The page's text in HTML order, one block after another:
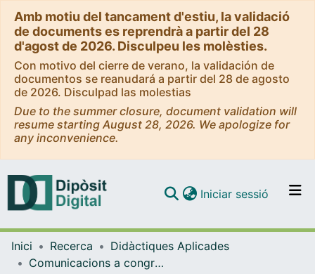
Amb motiu del tancament d'estiu, la validació
de documents es reprendrà a partir del 28
d'agost de 2026. Disculpeu les molèsties.
Con motivo del cierre de verano, la validación de
documentos se reanudará a partir del 28 de agosto
de 2026. Disculpad las molestias
Due to the summer closure, document validation will
resume starting August 28, 2026. We apologize for
any inconvenience.
Navega per tot el DD
Iniciar sessió (current)
Inici Recerca
Didàctiques Aplicades
Comunicacions a congressos (Didàctiques Aplicades)